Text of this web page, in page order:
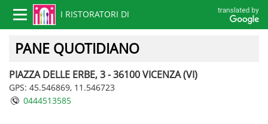
I RISTORATORI DI
VICENZA
Toggle
navigation
PANE QUOTIDIANO
PIAZZA DELLE ERBE, 3 - 36100 VICENZA (VI)
GPS: 45.546869, 11.546723
0444513585